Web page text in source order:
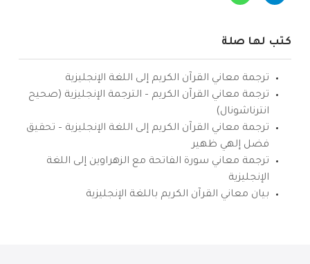
كتب لها صلة
ترجمة معاني القرآن الكريم إلى اللغة الإنجليزية
ترجمة معاني القرآن الكريم – الترجمة الإنجليزية (صحيح
انترناشونال)
ترجمة معاني القرآن الكريم إلى اللغة الإنجليزية – تحقيق
فضل إلهي ظهير
ترجمة معاني سورة الفاتحة مع الزهراوين إلى اللغة
الإنجليزية
بيان معاني القرآن الكريم باللغة الإنجليزية